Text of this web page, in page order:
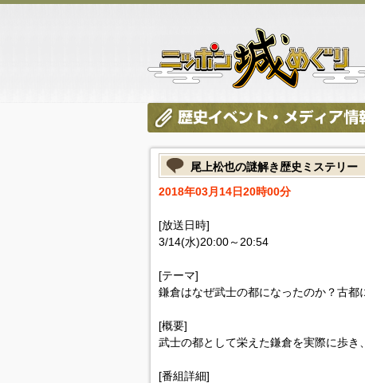
尾上松也の謎解き歴史ミステリー
2018年03月14日20時00分
[放送日時]
3/14(水)20:00～20:54
[テーマ]
鎌倉はなぜ武士の都になったのか？古都
[概要]
武士の都として栄えた鎌倉を実際に歩き
[番組詳細]